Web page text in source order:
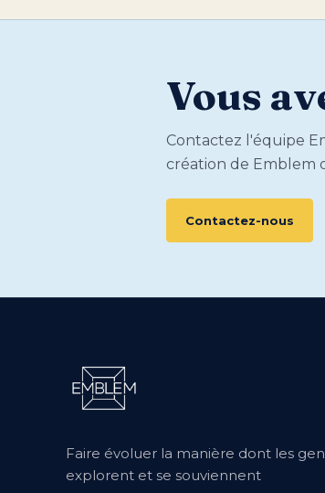
Vous
Contactez l'équipe
création de Emblem
Contactez-nous
Faire évoluer la manière dont les
explorent et se souviennent